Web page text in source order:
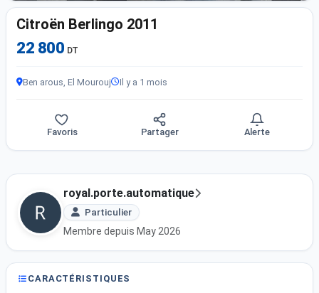
Citroën Berlingo 2011
22 800 DT
Ben arous, El Mourouj Il y a 1 mois
Favoris Partager Alerte
royal.porte.automatique
Particulier
Membre depuis May 2026
CARACTÉRISTIQUES